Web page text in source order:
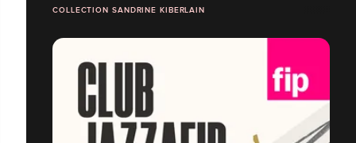
COLLECTION SANDRINE KIBERLAIN